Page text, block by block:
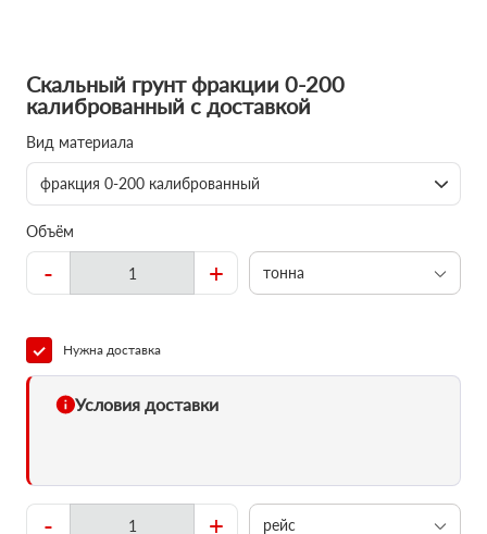
Скальный грунт фракции 0-200
калиброванный с доставкой
Вид материала
фракция 0-200 калиброванный
Объём
- + тонна
Нужна доставка
Условия доставки
- + рейс